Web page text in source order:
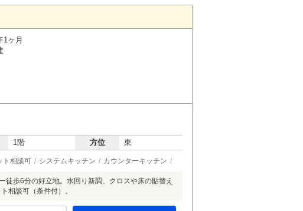
1ヶ月
1階 方位 東
ト相談可 システムキッチン カウンターキッチン
徒歩6分の好立地。水回り新調、クロスや床の貼替え
相談可（条件付）。